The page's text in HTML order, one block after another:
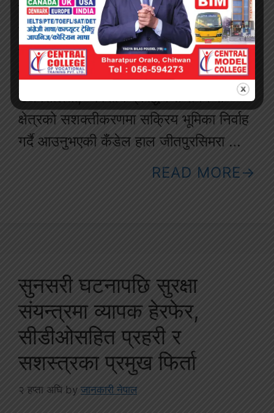
उद्यमी विकास समितिको सदस्यमा मनोनित
हुनुभएको छ। उहाँको मनोनयनसँगै बारा
जिल्लाको निजी क्षेत्र तथा व्यवसायिक वृत्तमा
खुसी व्यक्त गरिएको छ। लामो समयदेखि महिला
उद्यमशीलता, व्यवसाय प्रवर्द्धन तथा निजी
क्षेत्रको सशक्तीकरणमा सक्रिय भूमिका निर्वाह
गर्दै आउनुभएकी कँडेल हाल जीतपुरसिमरा …
READ MORE
सुनसरी घटनापछि सुरक्षा
संयन्त्रमा व्यापक हेरफेर,
सीडीओसहित प्रहरी र
सशस्त्रका प्रमुख फिर्ता
२ हप्ता अघि by जानकारी नेपाल